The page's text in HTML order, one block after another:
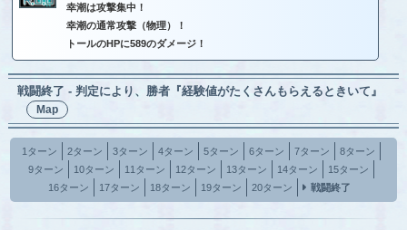
幸潮は攻撃集中！
幸潮の通常攻撃（物理）！
トールのHPに589のダメージ！
戦闘終了 - 判定により、勝者『経験値がたくさんもらえるときいて』
Map
1ターン 2ターン 3ターン 4ターン 5ターン 6ターン 7ターン
8ターン
9ターン
10ターン 11ターン 12ターン 13ターン 14ターン
15ターン
16ターン
17ターン 18ターン 19ターン 20ターン 戦闘終了